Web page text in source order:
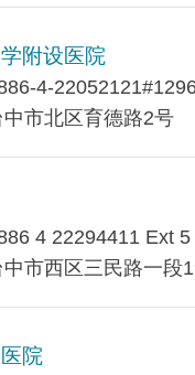
附设医院
4-
市北区育德路2号
4 22294411 Ext 5
市西区三民路一段
院